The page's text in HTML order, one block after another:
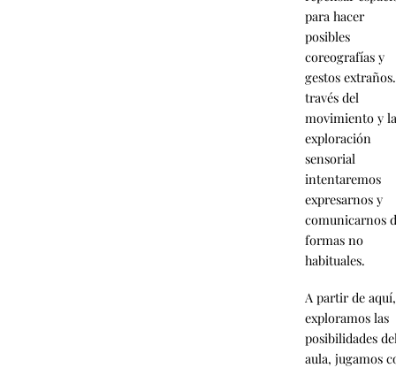
para hacer
posibles
coreografías y
gestos
través del
movimiento y
exploración
sensorial
intentaremos
expresarnos y
comunicarnos
formas no
habituales.
A partir de aquí,
exploramos las
posibilidades
aula, jugamos